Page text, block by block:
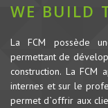
WE BUILD
La FCM possède
permettant de
construction. La FCM
internes et sur le
permet d`offrir aux